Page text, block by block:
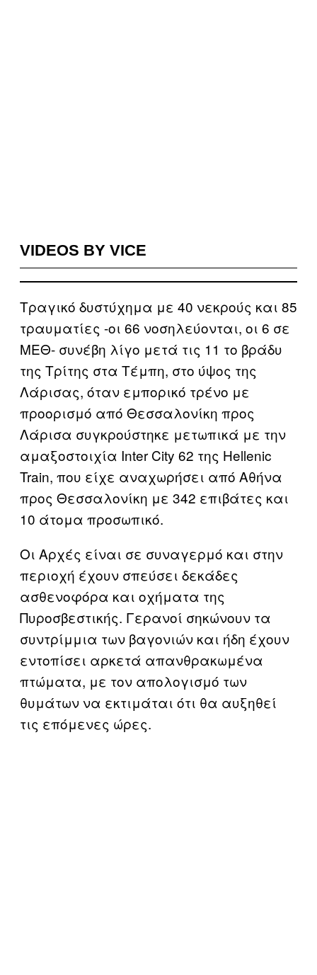
VIDEOS BY VICE
Τραγικό δυστύχημα με 40 νεκρούς και 85
τραυματίες -οι 66 νοσηλεύονται, οι 6 σε
ΜΕΘ- συνέβη λίγο μετά τις 11 το βράδυ
της Τρίτης στα Τέμπη, στο ύψος της
Λάρισας, όταν εμπορικό τρένο με
προορισμό από Θεσσαλονίκη προς
Λάρισα συγκρούστηκε μετωπικά με την
αμαξοστοιχία Inter City 62 της Hellenic
Train, που είχε αναχωρήσει από Αθήνα
προς Θεσσαλονίκη με 342 επιβάτες και
10 άτομα προσωπικό.
Οι Αρχές είναι σε συναγερμό και στην
περιοχή έχουν σπεύσει δεκάδες
ασθενοφόρα και οχήματα της
Πυροσβεστικής. Γερανοί σηκώνουν τα
συντρίμμια των βαγονιών και ήδη έχουν
εντοπίσει αρκετά απανθρακωμένα
πτώματα, με τον απολογισμό των
θυμάτων να εκτιμάται ότι θα αυξηθεί
τις επόμενες ώρες.